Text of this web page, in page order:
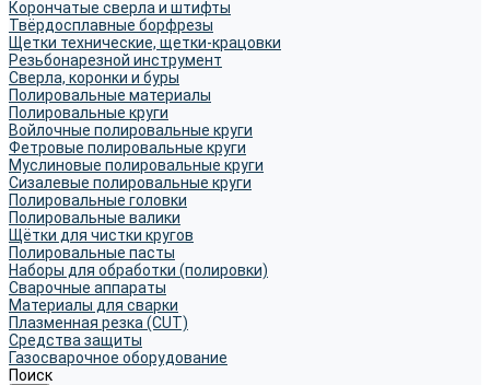
Корончатые сверла и штифты
Твёрдосплавные борфрезы
Щетки технические, щетки-крацовки
Резьбонарезной инструмент
Сверла, коронки и буры
Полировальные материалы
Полировальные круги
Войлочные полировальные круги
Фетровые полировальные круги
Муслиновые полировальные круги
Cизалевые полировальные круги
Полировальные головки
Полировальные валики
Щётки для чистки кругов
Полировальные пасты
Наборы для обработки (полировки)
Сварочные аппараты
Материалы для сварки
Плазменная резка (CUT)
Средства защиты
Газосварочное оборудование
Поиск